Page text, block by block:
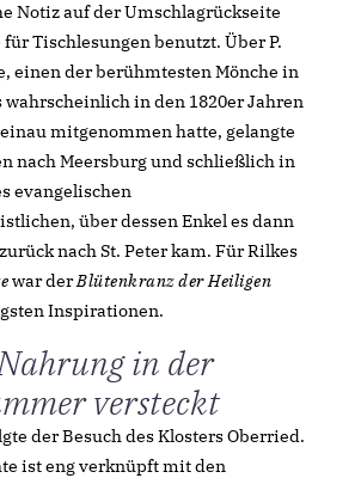
Notiz auf der Umschlagrückseite
Tischlesungen benutzt. Über P.
einen der berühmtesten Mönche in
wahrscheinlich in den 1820er Jahren
mitgenommen hatte, gelangte
nach Meersburg und schließlich in
evangelischen
über dessen Enkel es dann
nach St. Peter kam. Für Rilkes
war derBlütenkranz der Heiligen
Inspirationen.
in der
versteckt
der Besuch des Klosters Oberried.
ist eng verknüpft mit den